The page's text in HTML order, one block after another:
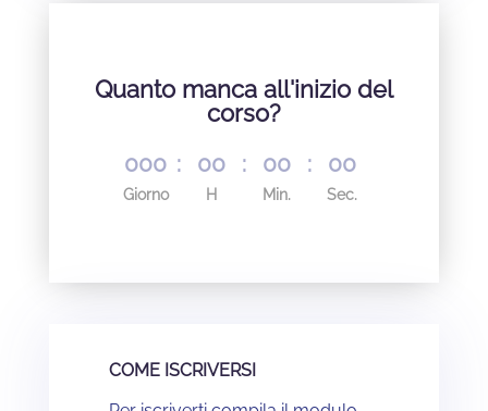
Quanto manca all'inizio del
corso?
000
Giorno
: 00
H
: 00
Min.
: 00
Sec.
COME ISCRIVERSI